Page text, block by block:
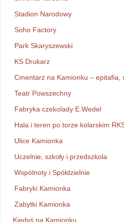
Stadion Narodowy
Soho Factory
Park Skaryszewski
KS Drukarz
Cmentarz na Kamionku – epitafia,
Teatr Powszechny
Fabryka czekolady E.Wedel
Hala i teren po torze kolarskim
Ulice Kamionka
Uczelnie, szkoły i przedszkola
Wspólnoty i Spółdzielnie
Fabryki Kamionka
Zabytki Kamionka
Kiedyś na Kamionku…